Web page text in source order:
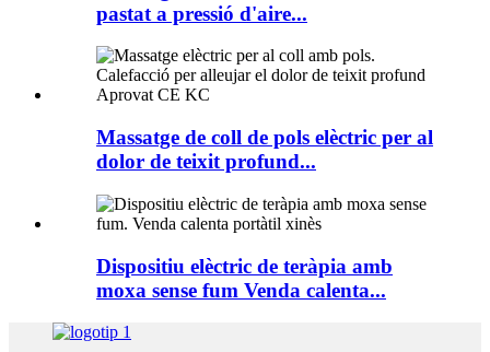
pastat a pressió d'aire...
Massatge de coll de pols elèctric per al
dolor de teixit profund...
Dispositiu elèctric de teràpia amb
moxa sense fum Venda calenta...